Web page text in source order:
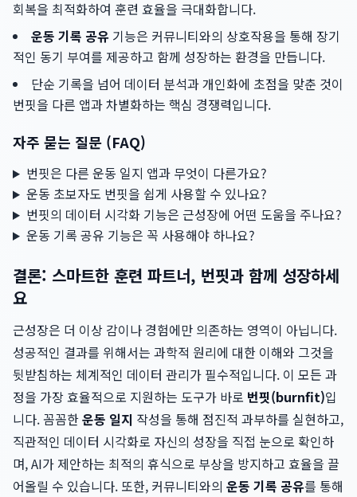
회복을 최적화하여 훈련 효율을 극대화합니다.
운동 기록 공유 기능은 커뮤니티와의 상호작용을 통해 장기
적인 동기 부여를 제공하고 함께 성장하는 환경을 만듭니다.
단순 기록을 넘어 데이터 분석과 개인화에 초점을 맞춘 것이
번핏을 다른 앱과 차별화하는 핵심 경쟁력입니다.
자주 묻는 질문 (FAQ)
번핏은 다른 운동 일지 앱과 무엇이 다른가요?
운동 초보자도 번핏을 쉽게 사용할 수 있나요?
번핏의 데이터 시각화 기능은 근성장에 어떤 도움을 주나요?
운동 기록 공유 기능은 꼭 사용해야 하나요?
결론: 스마트한 훈련 파트너, 번핏과 함께 성장하세
요
근성장은 더 이상 감이나 경험에만 의존하는 영역이 아닙니다.
성공적인 결과를 위해서는 과학적 원리에 대한 이해와 그것을
뒷받침하는 체계적인 데이터 관리가 필수적입니다. 이 모든 과
정을 가장 효율적으로 지원하는 도구가 바로 번핏(burnfit)입
니다. 꼼꼼한운동 일지 작성을 통해 점진적 과부하를 실현하고,
직관적인 데이터 시각화로 자신의 성장을 직접 눈으로 확인하
며, AI가 제안하는 최적의 휴식으로 부상을 방지하고 효율을 끌
어올릴 수 있습니다. 또한, 커뮤니티와의 운동 기록 공유를 통해